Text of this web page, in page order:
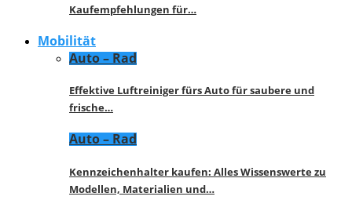
Kaufempfehlungen für…
Mobilität
Auto – Rad
Effektive Luftreiniger fürs Auto für saubere und
frische…
Auto – Rad
Kennzeichenhalter kaufen: Alles Wissenswerte zu
Modellen, Materialien und…